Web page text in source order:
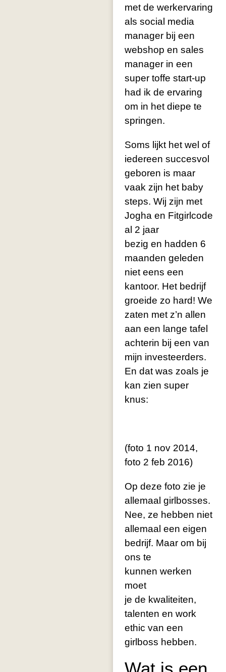
met de werkervaring
als social media
manager bij een
webshop en sales
manager in een
super toffe start-up
had ik de ervaring
om in het diepe te
springen.
Soms lijkt het wel of
iedereen succesvol
geboren is maar
vaak zijn het baby
steps. Wij zijn met
Jogha en Fitgirlcode
al 2 jaar
bezig en hadden 6
maanden geleden
niet eens een
kantoor. Het bedrijf
groeide zo hard! We
zaten met z’n allen
aan een lange tafel
achterin bij een van
mijn investeerders.
En dat was zoals je
kan zien super
knus:
(foto 1 nov 2014,
foto 2 feb 2016)
Op deze foto zie je
allemaal girlbosses.
Nee, ze hebben niet
allemaal een eigen
bedrijf. Maar om bij
ons te
kunnen werken
moet
je de kwaliteiten,
talenten en work
ethic van een
girlboss hebben.
Wat is een